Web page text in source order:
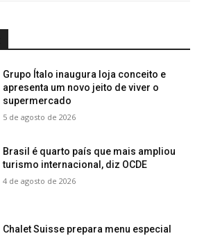
Grupo Ítalo inaugura loja conceito e
apresenta um novo jeito de viver o
supermercado
5 de agosto de 2026
Brasil é quarto país que mais ampliou
turismo internacional, diz OCDE
4 de agosto de 2026
Chalet Suisse prepara menu especial